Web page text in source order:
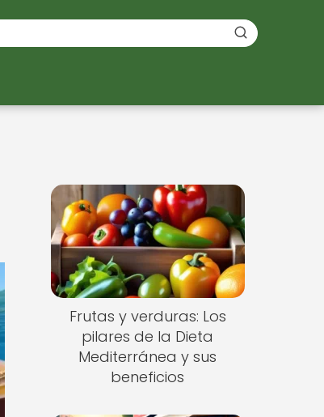
Frutas y verduras: Los
pilares de la Dieta
Mediterránea y sus
beneficios